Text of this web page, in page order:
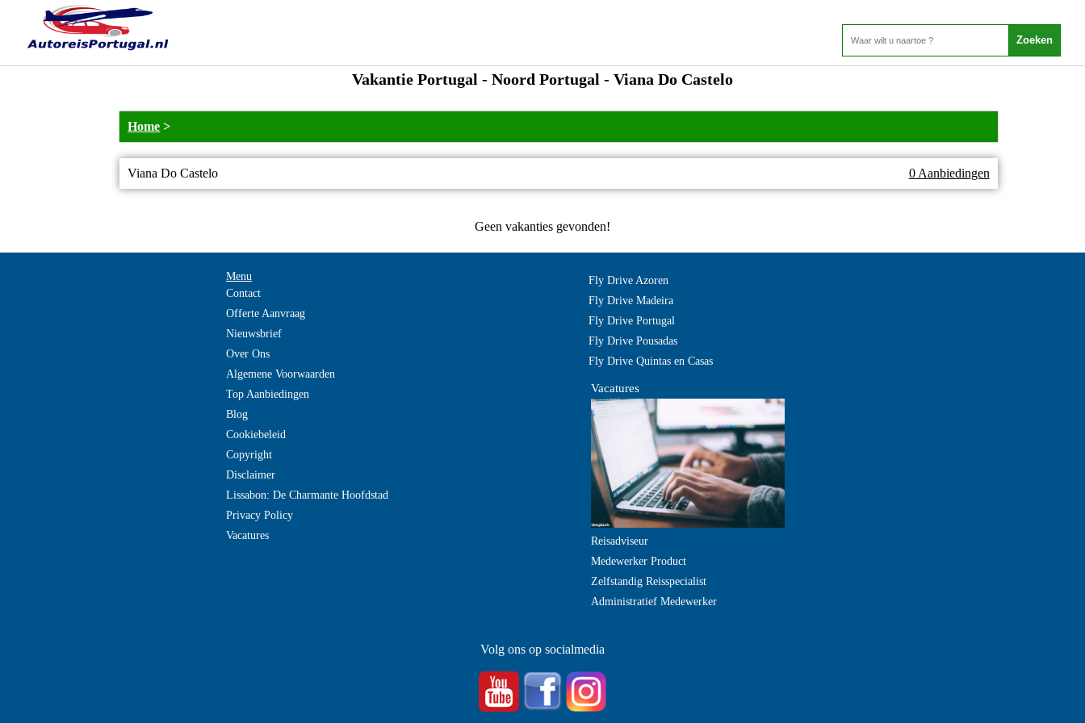
Vakantie Portugal - Noord Portugal - Viana Do Castelo
Home >
Viana Do Castelo 0 Aanbiedingen
Geen vakanties gevonden!
Menu
Contact
Offerte Aanvraag
Nieuwsbrief
Over Ons
Algemene Voorwaarden
Top Aanbiedingen
Blog
Cookiebeleid
Copyright
Disclaimer
Lissabon: De Charmante Hoofdstad
Privacy Policy
Vacatures
Fly Drive Azoren
Fly Drive Madeira
Fly Drive Portugal
Fly Drive Pousadas
Fly Drive Quintas en Casas
Vacatures
Reisadviseur
Medewerker Product
Zelfstandig Reisspecialist
Administratief Medewerker
Volg ons op socialmedia